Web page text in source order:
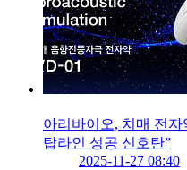
아리바이오, 치매 전
탑라인 성공 신호탄”
2025-11-27 08:40